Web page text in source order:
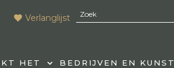
Verlanglijst
HET BEDRIJVEN EN KUNST